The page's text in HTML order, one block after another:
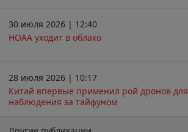
30 июля 2026 | 12:40
НОАА уходит в облако
28 июля 2026 | 10:17
Китай впервые применил рой дронов для
наблюдения за тайфуном